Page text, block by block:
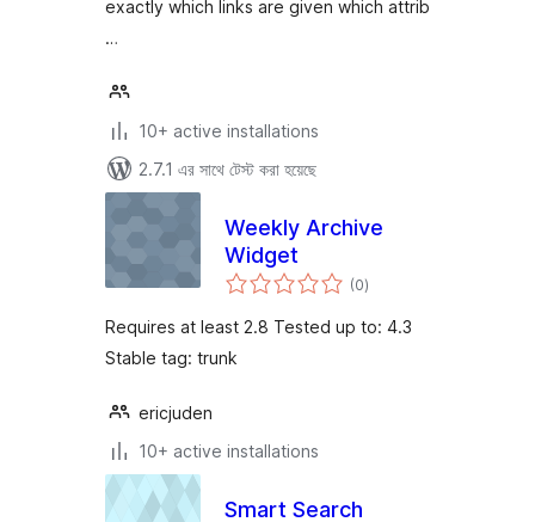
exactly which links are given which attrib
…
10+ active installations
2.7.1 এর সাথে টেস্ট করা হয়েছে
Weekly Archive
Widget
(0total
ratings
)
Requires at least 2.8 Tested up to: 4.3
Stable tag: trunk
ericjuden
10+ active installations
Smart Search